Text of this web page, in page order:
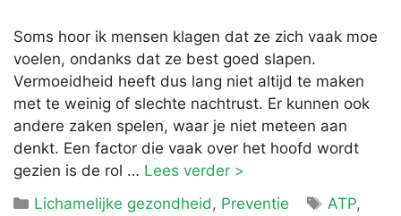
Soms hoor ik mensen klagen dat ze zich vaak moe
voelen, ondanks dat ze best goed slapen.
Vermoeidheid heeft dus lang niet altijd te maken
met te weinig of slechte nachtrust. Er kunnen ook
andere zaken spelen, waar je niet meteen aan
denkt. Een factor die vaak over het hoofd wordt
gezien is de rol … Lees verder >
Categorieën
Lichamelijke gezondheid , Preventie Tags
ATP,